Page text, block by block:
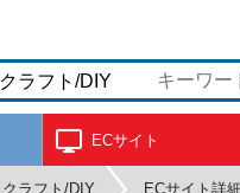
ECサイト
クラフト/DIY ECサイト詳細